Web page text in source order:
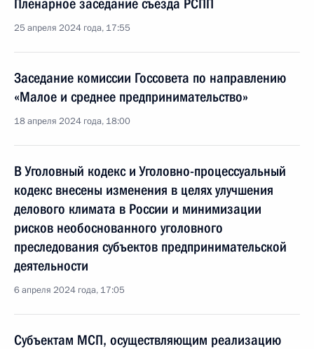
Пленарное заседание съезда РСПП
25 апреля 2024 года, 17:55
Заседание комиссии Госсовета по направлению
«Малое и среднее предпринимательство»
18 апреля 2024 года, 18:00
В Уголовный кодекс и Уголовно-процессуальный
кодекс внесены изменения в целях улучшения
делового климата в России и минимизации
рисков необоснованного уголовного
преследования субъектов предпринимательской
деятельности
6 апреля 2024 года, 17:05
Субъектам МСП, осуществляющим реализацию